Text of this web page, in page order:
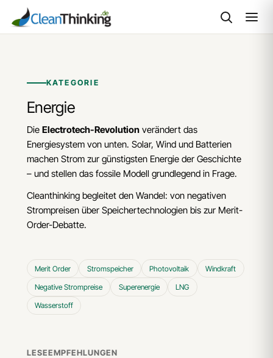
KATEGORIE
Energie
Die Electrotech-Revolutionverändert das
Energiesystem von unten. Solar, Wind und Batterien
machen Strom zur günstigsten Energie der Geschichte
– und stellen das fossile Modell grundlegend in Frage.
Cleanthinking begleitet den Wandel: von negativen
Strompreisen über Speichertechnologien bis zur Merit-
Order-Debatte.
Merit Order Stromspeicher Photovoltaik Windkraft
Negative Strompreise Superenergie LNG
Wasserstoff
LESEEMPFEHLUNGEN